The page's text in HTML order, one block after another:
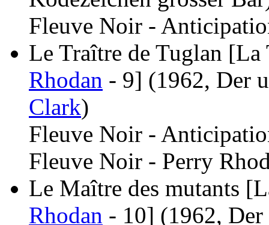
Fleuve Noir -
Le Traître de Tuglan
Rhodan - 9] (1962, Der
Clark)
Fleuve Noir -
Fleuve Noir - Perry
Le Maître des mutants
Rhodan - 10] (1962, Der